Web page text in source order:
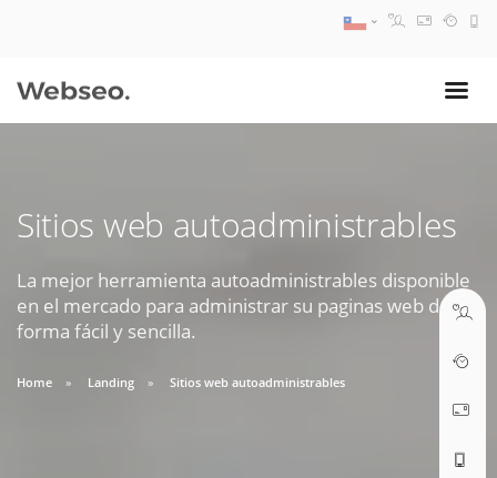
Sitios web autoadministrables
La mejor herramienta autoadministrables disponible
en el mercado para administrar su paginas web de
forma fácil y sencilla.
Home Landing Sitios web autoadministrables
09:30 AM A 18:30 PM
soporte@webseo.cl
ABRIR TICKET